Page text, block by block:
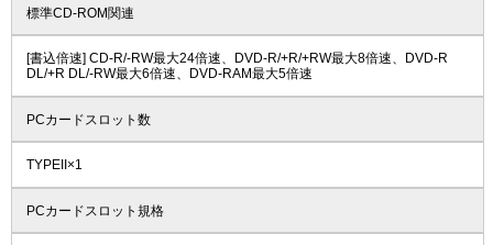
標準CD-ROM関連
[書込倍速] CD-R/-RW最大24倍速、DVD-R/+R/+RW最大8倍速、DVD-R
DL/+R DL/-RW最大6倍速、DVD-RAM最大5倍速
PCカードスロット数
TYPEII×1
PCカードスロット規格